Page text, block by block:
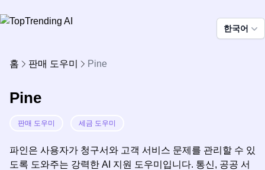
한국어
홈 판매 도우미 Pine
Pine
판매 도우미 세금 도우미
파인은 사용자가 청구서와 고객 서비스 문제를 관리할 수 있
도록 도와주는 강력한 AI 지원 도우미입니다. 통신, 공공 서